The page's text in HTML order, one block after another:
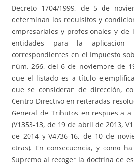
Decreto 1704/1999, de 5 de
determinan los requisitos y
empresariales y profesionales y de
entidades para la aplicación
correspondientes en el Impuesto
núm. 266, del 6 de noviembre de
que el listado es a título
que se consideran de dirección,
Centro Directivo en reiteradas
General de Tributos en respuesta
(V1353-13, de 19 de abril de 2013,
de 2014 y V4736-16, de 10 de
otras). En consecuencia, y como
Supremo al recoger la doctrina de